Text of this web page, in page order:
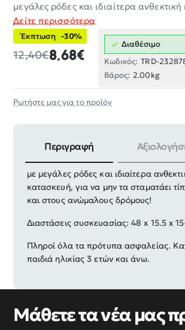
μεγάλες ρόδες και ιδιαίτερα
Δείτε περισσότερα
Έκπτωση -30%
8,68€
12,40€
Διαθέσιμο
Κωδικός: TRD-
Βάρος: 2.00kg
Ρωτήστε μας για το προϊόν
Περιγραφή
Σετ αυτοκίνητα Τζιπ Off Road τύπου
με μεγάλες ρόδες και ιδιαίτερα
κατασκευή, για να μην τα σταματάει
και στους ανώμαλους δρόμους!
Διαστάσεις συσκευασίας: 48 x 15.5 x
Πληροί όλα τα πρότυπα ασφαλείας.
παιδιά ηλικίας 3 ετών και άνω.
Μάθετε τα νέα μας